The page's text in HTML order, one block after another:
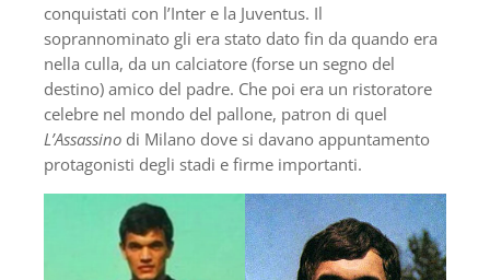
conquistati con l’Inter e la Juventus. Il
soprannominato gli era stato dato fin da quando era
nella culla, da un calciatore (forse un segno del
destino) amico del padre. Che poi era un ristoratore
celebre nel mondo del pallone, patron di quel
L’Assassino di Milano dove si davano appuntamento
protagonisti degli stadi e firme importanti.